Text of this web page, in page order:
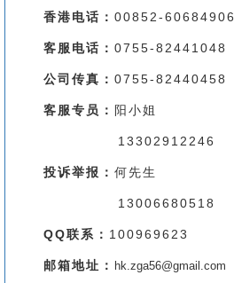
香港电话： 00852-60684906
客服电话： 0755-82441048
公司传真： 0755-82440458
客服专员： 阳小姐
13302912246
投诉举报： 何先生
13006680518
QQ联系： 100969623
邮箱地址： hk.zga56@gmail.com